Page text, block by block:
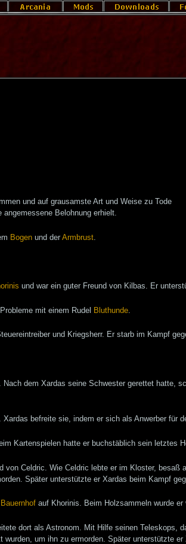
und auf grausamste Art und Weise zu Tode
Belohnung erhielt.
Bogen und der Armbrust.
und war ein guter Freund von Kilbas. Er
mit einem Rudel
Bluthunde.
und Kriegsherr. Er starb im Kampf
. Nach dem Xardas seine Schwester gerettet hatte,
befreite sie, indem er sich als Anwerber für
Kartenspielen hatte er buchstäblich sein letztes
von Celdric. Wie Celdric lebte er im Kloster,
Später unterstützte er Xardas beim Kampf
Bauernhof auf Khorinis. Beim Holzsammeln wurde er
dort als Astronom. Mit Hilfe seinen Teleskops,
um ihn zu ermorden. Später unterstützte